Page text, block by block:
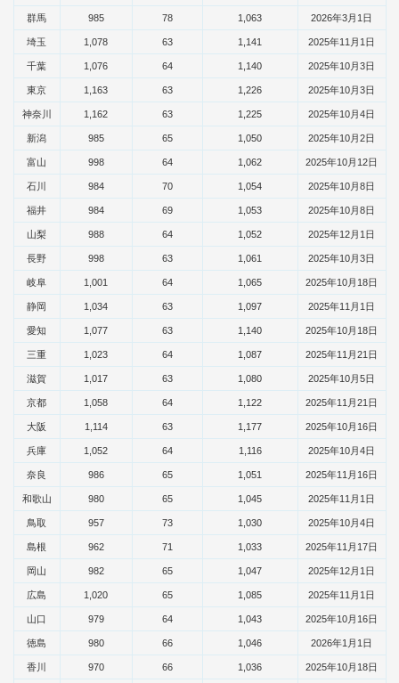
群馬 985 78 1,063 2026年3月1日
埼玉 1,078 63 1,141 2025年11月1日
千葉 1,076 64 1,140 2025年10月3日
東京 1,163 63 1,226 2025年10月3日
神奈川 1,162 63 1,225 2025年10月4日
新潟 985 65 1,050 2025年10月2日
富山 998 64 1,062 2025年10月12日
石川 984 70 1,054 2025年10月8日
福井 984 69 1,053 2025年10月8日
山梨 988 64 1,052 2025年12月1日
長野 998 63 1,061 2025年10月3日
岐阜 1,001 64 1,065 2025年10月18日
静岡 1,034 63 1,097 2025年11月1日
愛知 1,077 63 1,140 2025年10月18日
三重 1,023 64 1,087 2025年11月21日
滋賀 1,017 63 1,080 2025年10月5日
京都 1,058 64 1,122 2025年11月21日
大阪 1,114 63 1,177 2025年10月16日
兵庫 1,052 64 1,116 2025年10月4日
奈良 986 65 1,051 2025年11月16日
和歌山 980 65 1,045 2025年11月1日
鳥取 957 73 1,030 2025年10月4日
島根 962 71 1,033 2025年11月17日
岡山 982 65 1,047 2025年12月1日
広島 1,020 65 1,085 2025年11月1日
山口 979 64 1,043 2025年10月16日
徳島 980 66 1,046 2026年1月1日
香川 970 66 1,036 2025年10月18日